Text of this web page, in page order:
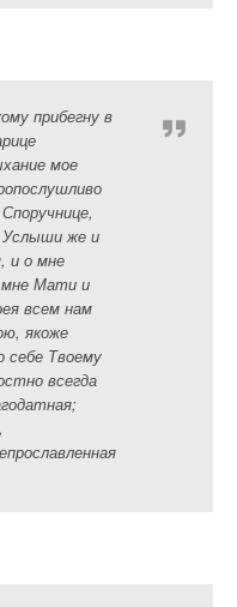
прибегну в
мое
Услыши же и
и о мне
мне Мати и
всем нам
якоже
себе Твоему
всегда